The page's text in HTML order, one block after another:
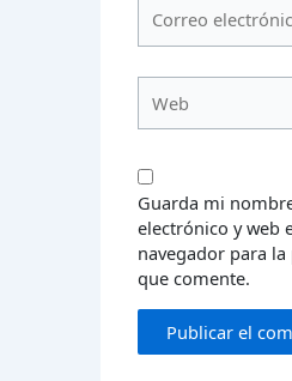
electrónico*
Guarda mi
electrónico y web
navegador para
que comente.